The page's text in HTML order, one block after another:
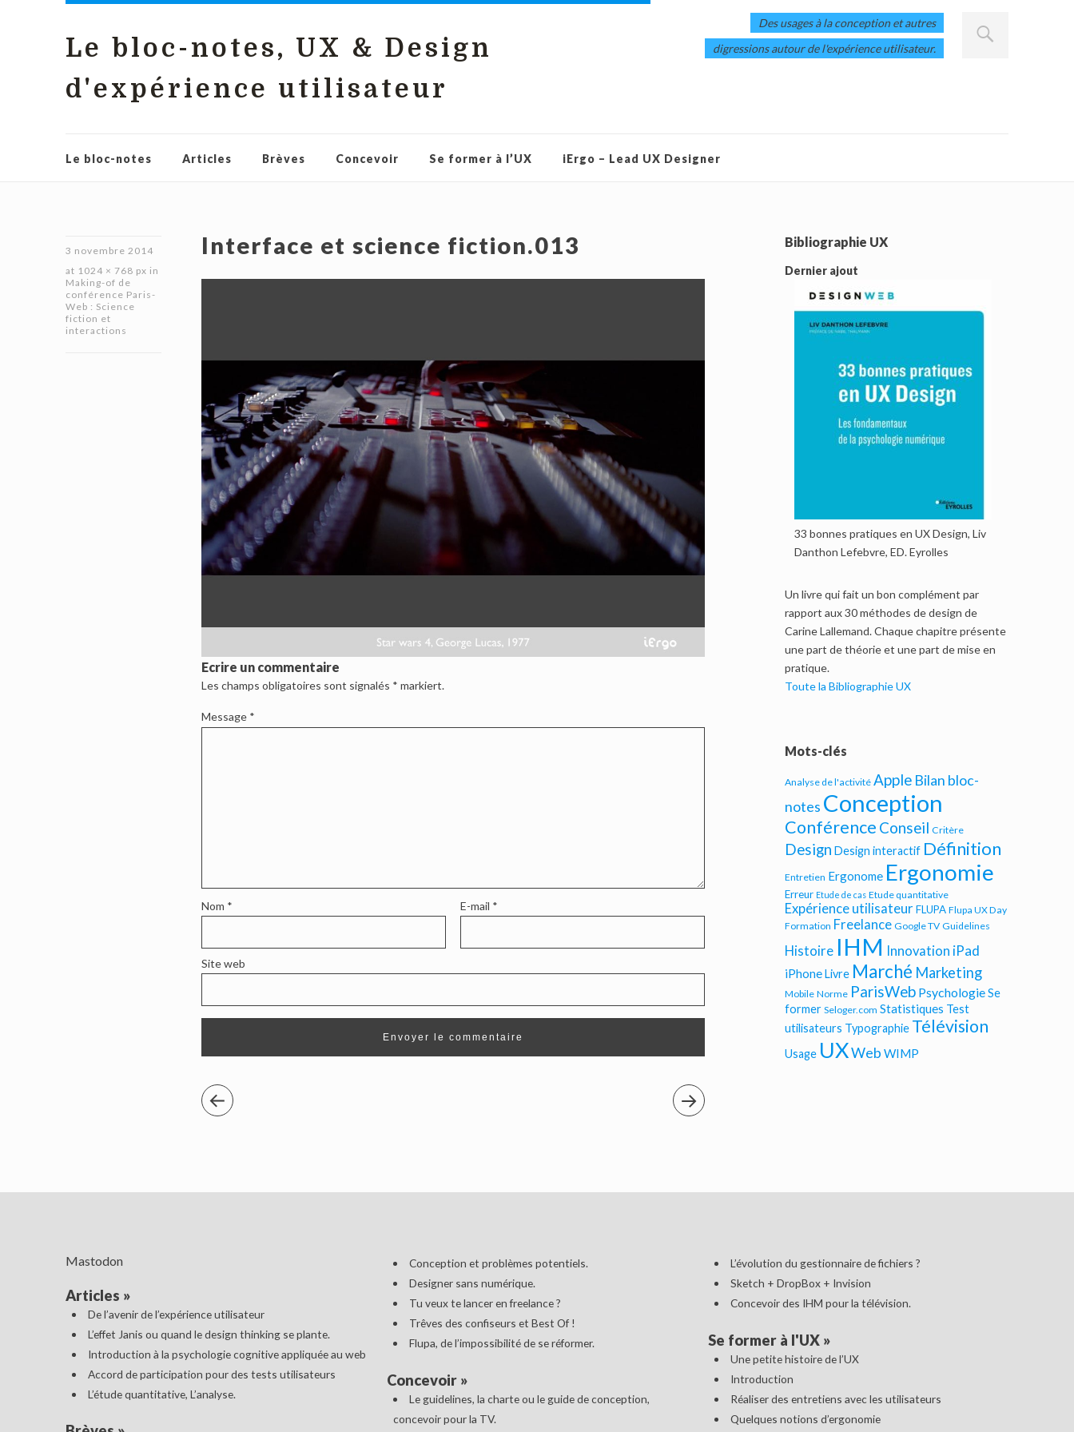
Le bloc-notes, UX & Design
d'expérience utilisateur
Des usages à la conception et autres
digressions autour de l'expérience utilisateur.
Le bloc-notes Articles Brèves Concevoir Se former à l’UX iErgo – Lead UX Designer
3 novembre 2014
at 1024 × 768 px in
Making-of de
conférence Paris-
Web : Science
fiction et
interactions
Interface et science fiction.013
Ecrire un commentaire
Les champs obligatoires sont signalés * markiert.
Message *
Nom * E-mail *
Site web
Bibliographie UX
Dernier ajout
33 bonnes pratiques en UX Design, Liv
Danthon Lefebvre, ED. Eyrolles
Un livre qui fait un bon complément par
rapport aux 30 méthodes de design de
Carine Lallemand. Chaque chapitre présente
une part de théorie et une part de mise en
pratique.
Toute la Bibliographie UX
Mots-clés
Analyse de l'activité Apple Bilan bloc-
notes Conception
Conférence Conseil Critère
Design Design interactif Définition
Entretien Ergonome Ergonomie
Erreur Etude de cas Etude quantitative
Expérience utilisateur FLUPA Flupa UX Day
Formation Freelance Google TV Guidelines
Histoire IHM Innovation iPad
iPhoneLivre Marché Marketing
Mobile Norme ParisWeb PsychologieSe
former Seloger.com Statistiques Test
utilisateurs Typographie Télévision
Usage UXWeb WIMP
Mastodon
Articles »
De l’avenir de l’expérience utilisateur
L’effet Janis ou quand le design thinking se plante.
Introduction à la psychologie cognitive appliquée au web
Accord de participation pour des tests utilisateurs
L’étude quantitative, L’analyse.
Conception et problèmes potentiels.
Designer sans numérique.
Tu veux te lancer en freelance ?
Trêves des confiseurs et Best Of !
Flupa, de l’impossibilité de se réformer.
Concevoir»
Le guidelines, la charte ou le guide de conception,
concevoir pour la TV.
L’évolution du gestionnaire de fichiers ?
Sketch + DropBox + Invision
Concevoir des IHM pour la télévision.
Se former à l'UX»
Une petite histoire de l’UX
Introduction
Réaliser des entretiens avec les utilisateurs
Quelques notions d’ergonomie